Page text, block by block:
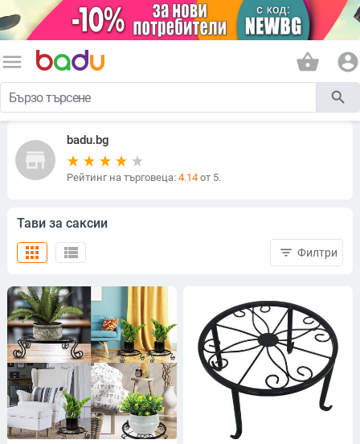
menu shopping_basket account_circle
search
store
badu.bg
Рейтинг на търговеца: 4.14от 5.
Тави за саксии
view_list
apps filter_list Филтри